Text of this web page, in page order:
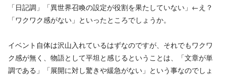
「日記調」「異世界召喚の設定が役割を果たしていない」←え？
「ワクワク感がない」といったところでしょうか。
イベント自体は沢山入れているはずなのですが、それでもワクワ
ク感が無く、物語として平坦と感じるということは、「文章が単
調である」「展開に対し驚きや緩急がない」という事なのでしょ